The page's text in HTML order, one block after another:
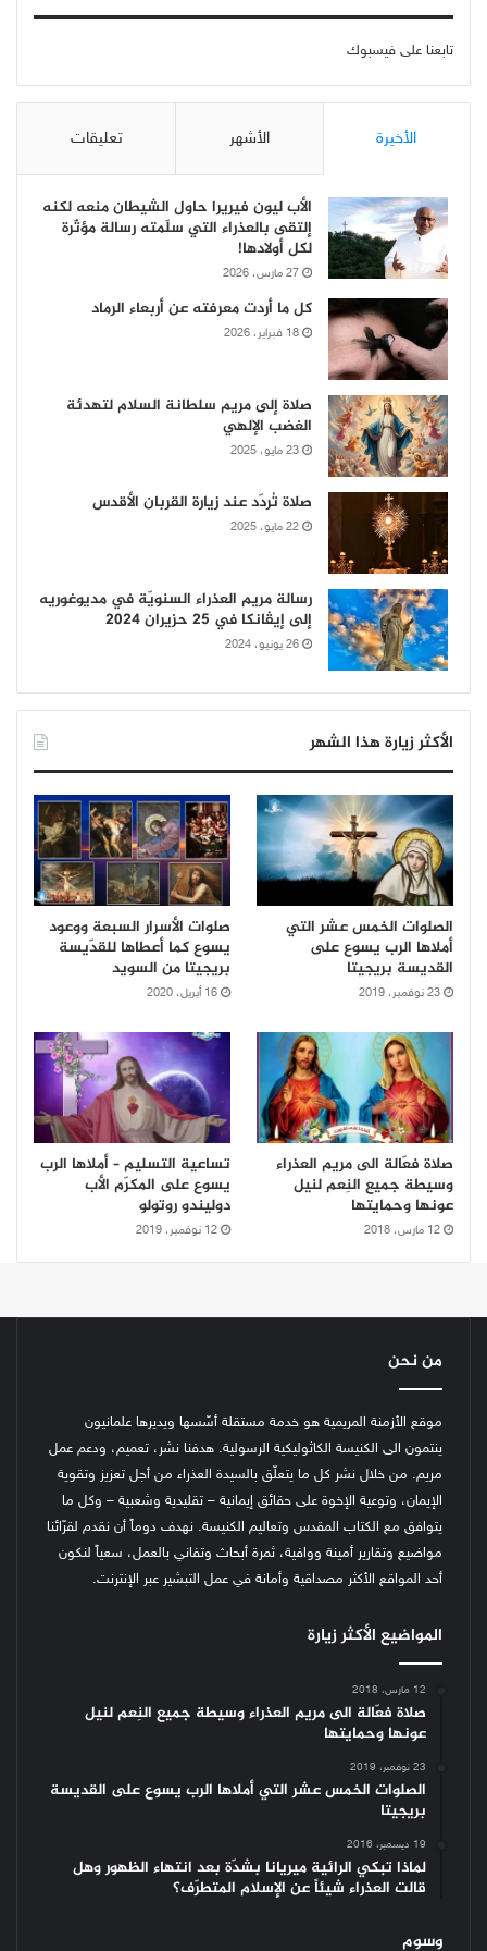
تابعنا على فيسبوك
الأخيرة الأشهر تعليقات
الأب ليون فيريرا حاول الشيطان منعه لكنه
إلتقى بالعذراء التي سلّمته رسالة مؤثّرة
لكل أولادها!
27 مارس، 2026
كل ما أردت معرفته عن أربعاء الرماد
18 فبراير، 2026
صلاة إلى مريم سلطانة السلام لتهدئة
الغضب الإلهي
23 مايو، 2025
صلاة تُردّد عند زيارة القربان الأقدس
22 مايو، 2025
رسالة مريم العذراء السنويّة في مديوغوريه
إلى إيڤانكا في 25 حزيران 2024
26 يونيو، 2024
الأكثر زيارة هذا الشهر
الصلوات الخمس عشر التي
أملاها الرب يسوع على
القديسة بريجيتا
23 نوفمبر، 2019
صلوات الأسرار السبعة ووعود
يسوع كما أعطاها للقدّيسة
بريجيتا من السويد
16 أبريل، 2020
صلاة فعّالة الى مريم العذراء
وسيطة جميع النِعم لنيل
عونها وحمايتها
12 مارس، 2018
تساعية التسليم – أملاها الرب
يسوع على المكرّم الأب
دوليندو روتولو
12 نوفمبر، 2019
من نحن
موقع الأزمنة المريمية هو خدمة مستقلة أسّسها ويديرها علمانيون
ينتمون الى الكنيسة الكاثوليكية الرسولية. هدفنا نشر، تعميم، ودعم عمل
مريم. من خلال نشر كل ما يتعلّق بالسيدة العذراء من أجل تعزيز وتقوية
الإيمان، وتوعية الإخوة على حقائق إيمانية – تقليدية وشعبية – وكل ما
يتوافق مع الكتاب المقدس وتعاليم الكنيسة. نهدف دوماً أن نقدم لقرّائنا
مواضيع وتقارير أمينة ووافية، ثمرة أبحاث وتفاني بالعمل، سعياً لنكون
أحد المواقع الأكثر مصداقية وأمانة في عمل التبشير عبر الإنترنت.
المواضيع الأكثر زيارة
12 مارس، 2018
صلاة فعّالة الى مريم العذراء وسيطة جميع النِعم لنيل
عونها وحمايتها
23 نوفمبر، 2019
الصلوات الخمس عشر التي أملاها الرب يسوع على القديسة
بريجيتا
19 ديسمبر، 2016
لماذا تبكي الرائية ميريانا بشدّة بعد انتهاء الظهور وهل
قالت العذراء شيئاً عن الإسلام المتطرّف؟
وسوم